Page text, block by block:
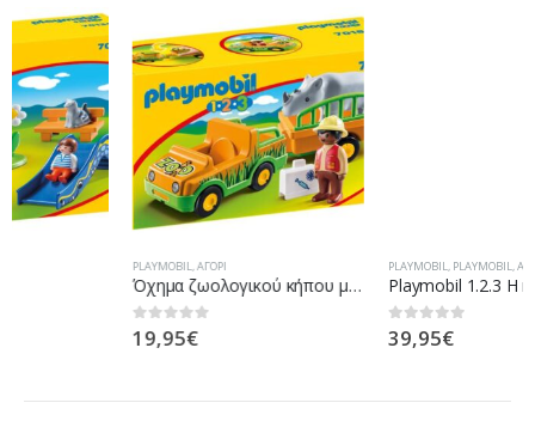
Όχημα ζωολογικού κήπου με ρινόκερο
PLAYMOBIL,ΑΓΌΡΙ,ΚΟΡΊΤΣΙ
Playmobil 1.2.3 Η κιβωτός του Νώε 6765